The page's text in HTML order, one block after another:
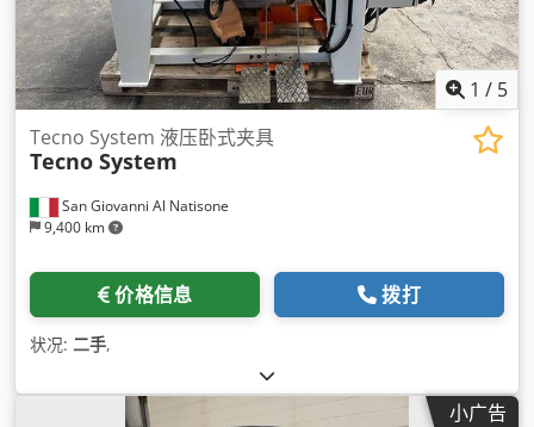
1 / 5
San Giovanni Al Natisone
9,400 km
Tecno System 液压卧式夹具
Tecno System
价格信息 拨打
状况: 二手,
小广告